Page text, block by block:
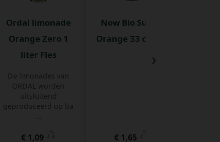
Ordal limonade
Orange Zero 1
liter Fles
De limonades van
ORDAL worden
uitsluitend
geproduceerd op ba
€ 1,09
Now Bio Sunny
Orange 33 cl Fles
€ 1,65
›